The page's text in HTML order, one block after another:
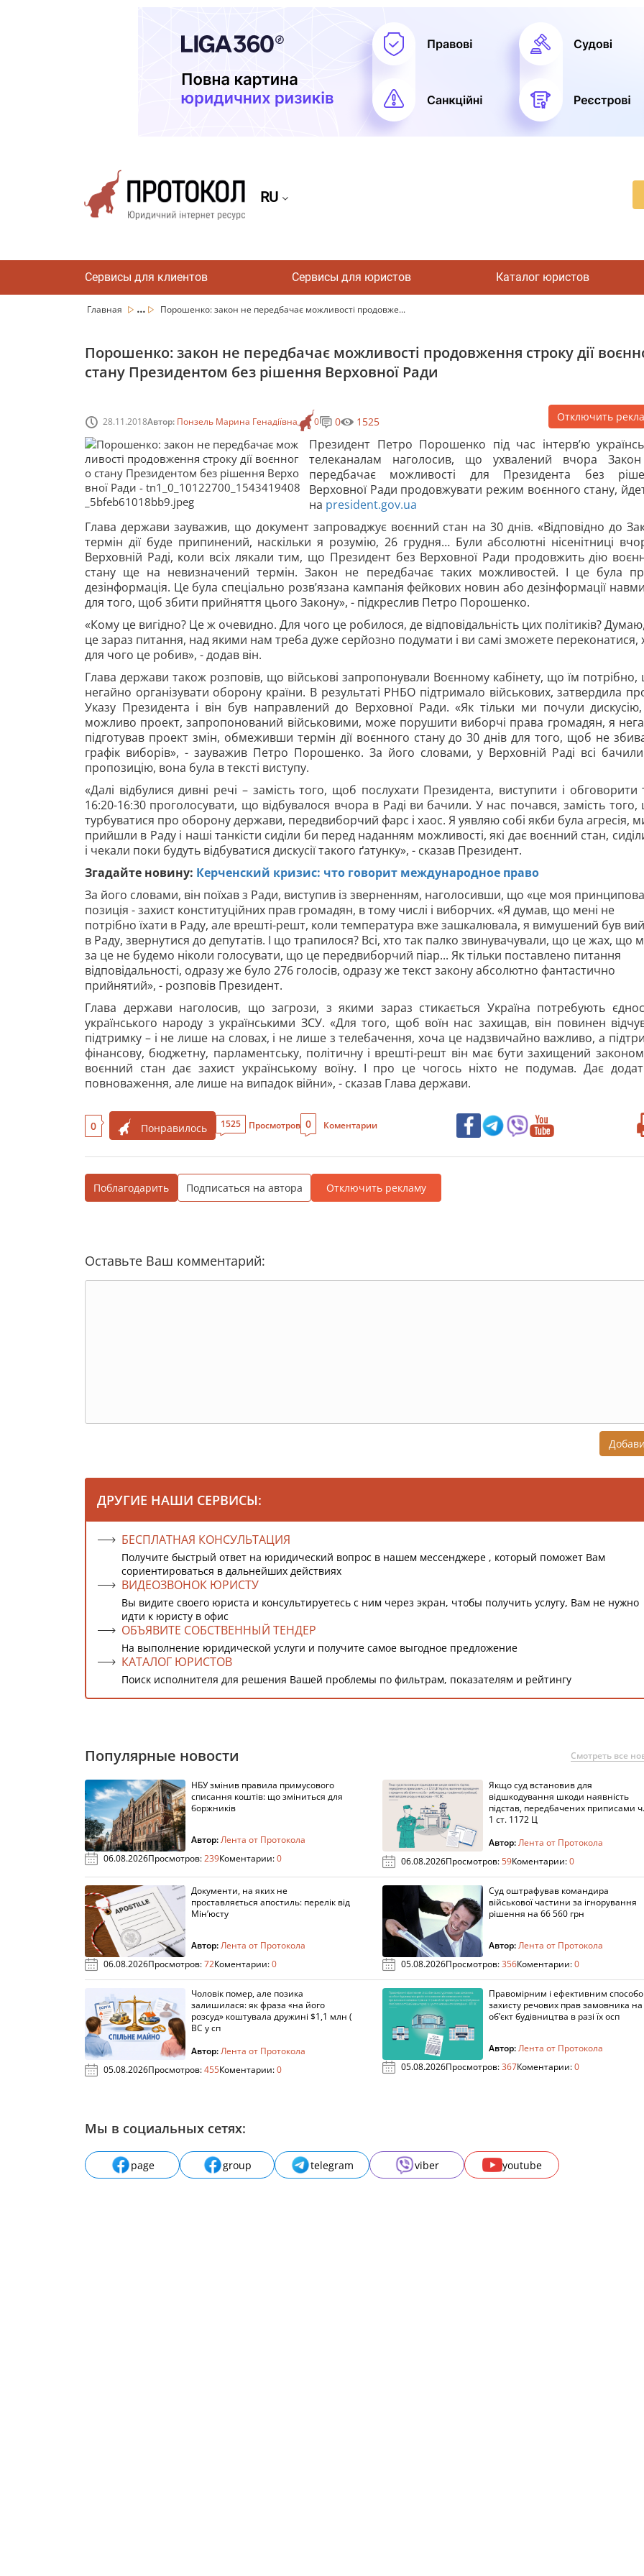
RU
Сервисы для клиентов Сервисы для юристов Каталог юристов
Главная ... Порошенко: закон не передбачає можливості продовже...
Порошенко: закон не передбачає можливості продовження строку дії
стану Президентом без рішення Верховної Ради
28.11.2018Автор: Понзель Марина Генадіївна 0 0 1525 Отключить
Президент Петро Порошенко під час інтерв’ю
телеканалам наголосив, що ухвалений вчора
передбачає можливості для Президента без
Верховної Ради продовжувати режим воєнного стану,
на president.gov.ua
Глава держави зауважив, що документ запроваджує воєнний стан на 30 днів. «Відповідно до
термін дії буде припинений, наскільки я розумію, 26 грудня… Були абсолютні нісенітниці
Верховній Раді, коли всіх лякали тим, що Президент без Верховної Ради продовжить дію
стану ще на невизначений термін. Закон не передбачає таких можливостей. І це була
дезінформація. Це була спеціально розв’язана кампанія фейкових новин або дезінформації
для того, щоб збити прийняття цього Закону», - підкреслив Петро Порошенко.
«Кому це вигідно? Це ж очевидно. Для чого це робилося, де відповідальність цих політиків?
це зараз питання, над якими нам треба дуже серйозно подумати і ви самі зможете переконатися,
для чого це робив», - додав він.
Глава держави також розповів, що військові запропонували Воєнному кабінету, що їм
негайно організувати оборону країни. В результаті РНБО підтримало військових, затвердила
Указу Президента і він був направлений до Верховної Ради. «Як тільки ми почули
можливо проект, запропонований військовими, може порушити виборчі права громадян, я
підготував проект змін, обмеживши термін дії воєнного стану до 30 днів для того, щоб не
графік виборів», - зауважив Петро Порошенко. За його словами, у Верховній Раді всі
пропозицію, вона була в тексті виступу.
«Далі відбулися дивні речі – замість того, щоб послухати Президента, виступити і обговорити
16:20-16:30 проголосувати, що відбувалося вчора в Раді ви бачили. У нас почався, замість
турбуватися про оборону держави, передвиборчий фарс і хаос. Я уявляю собі якби була агресія,
прийшли в Раду і наші танкісти сиділи би перед наданням можливості, які дає воєнний стан,
і чекали поки будуть відбуватися дискусії такого ґатунку», - сказав Президент.
Згадайте новину: Керченский кризис: что говорит международное право
За його словами, він поїхав з Ради, виступив із зверненням, наголосивши, що «це моя принципова
позиція - захист конституційних прав громадян, в тому числі і виборчих. «Я думав, що мені не
потрібно їхати в Раду, але врешті-решт, коли температура вже зашкалювала, я вимушений був
в Раду, звернутися до депутатів. І що трапилося? Всі, хто так палко звинувачували, що це жах, що
за це не будемо ніколи голосувати, що це передвиборчий піар... Як тільки поставлено питання
відповідальності, одразу же було 276 голосів, одразу же текст закону абсолютно фантастично
прийнятий», - розповів Президент.
Глава держави наголосив, що загрози, з якими зараз стикається Україна потребують
українського народу з українськими ЗСУ. «Для того, щоб воїн нас захищав, він повинен
підтримку – і не лише на словах, і не лише з телебачення, хоча це надзвичайно важливо, а
фінансову, бюджетну, парламентську, політичну і врешті-решт він має бути захищений
воєнний стан дає захист українському воїну. І про це чогось ніхто не подумав. Дає
повноваження, але лише на випадок війни», - сказав Глава держави.
0 Понравилось 1525 Просмотров 0 Коментарии
Поблагодарить Подписаться на автора Отключить рекламу
Оставьте Ваш комментарий:
ДРУГИЕ НАШИ СЕРВИСЫ:
БЕСПЛАТНАЯ КОНСУЛЬТАЦИЯ
Получите быстрый ответ на юридический вопрос в нашем мессенджере , который поможет Вам
сориентироваться в дальнейших действиях
ВИДЕОЗВОНОК ЮРИСТУ
Вы видите своего юриста и консультируетесь с ним через экран, чтобы получить услугу, Вам не нужно
идти к юристу в офис
ОБЪЯВИТЕ СОБСТВЕННЫЙ ТЕНДЕР
На выполнение юридической услуги и получите самое выгодное предложение
КАТАЛОГ ЮРИСТОВ
Поиск исполнителя для решения Вашей проблемы по фильтрам, показателям и рейтингу
Популярные новости Смотреть все
НБУ змінив правила примусового
списання коштів: що зміниться для
боржників
Автор:Лента от Протокола
06.08.2026Просмотров:239Коментарии:0
Якщо суд встановив для
відшкодування шкоди наявність
підстав, передбачених приписами ч.
1 ст. 1172 Ц
Автор:Лента от Протокола
06.08.2026Просмотров:59Коментарии:0
Документи, на яких не
проставляється апостиль: перелік від
Мін’юсту
Автор:Лента от Протокола
06.08.2026Просмотров:72Коментарии:0
Суд оштрафував командира
військової частини за ігнорування
рішення на 66 560 грн
Автор:Лента от Протокола
05.08.2026Просмотров:356Коментарии:0
Чоловік помер, але позика
залишилася: як фраза «на його
розсуд» коштувала дружині $1,1 млн (
ВС у сп
Автор:Лента от Протокола
05.08.2026Просмотров:455Коментарии:0
Правомірним і ефективним
захисту речових прав замовника на
об’єкт будівництва в разі їх осп
Автор:Лента от Протокола
05.08.2026Просмотров:367Коментарии:0
Мы в социальных сетях:
page group telegram viber youtube